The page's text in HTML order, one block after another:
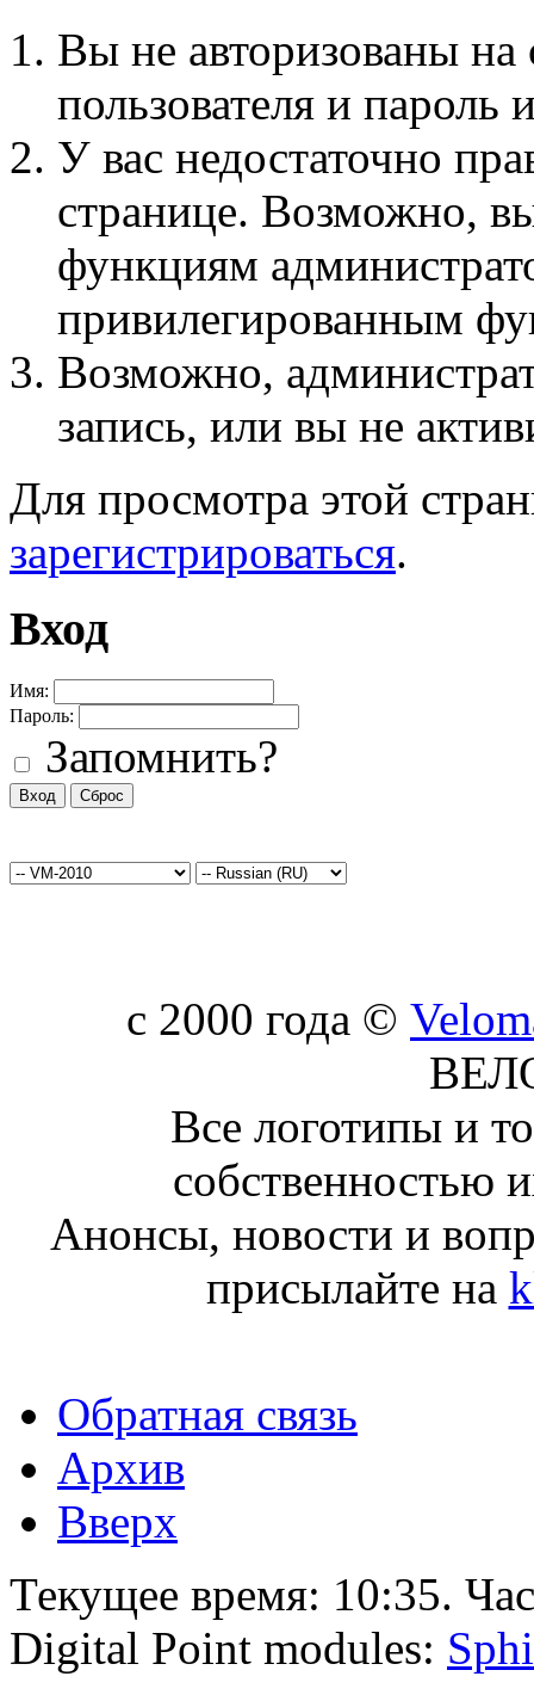
Вы не авторизованы на
пользователя и пароль
У вас недостаточно
странице. Возможно,
функциям
привилегированным
Возможно,
запись, или вы не
Для просмотра этой
зарегистрироваться.
Вход
Имя:
Пароль:
Запомнить?
c 2000 года ©
Все логотипы и
собственностью
Анонсы, новости и
присылайте на
Обратная связь
Архив
Вверх
Текущее время: 10:35.
Digital Point modules: